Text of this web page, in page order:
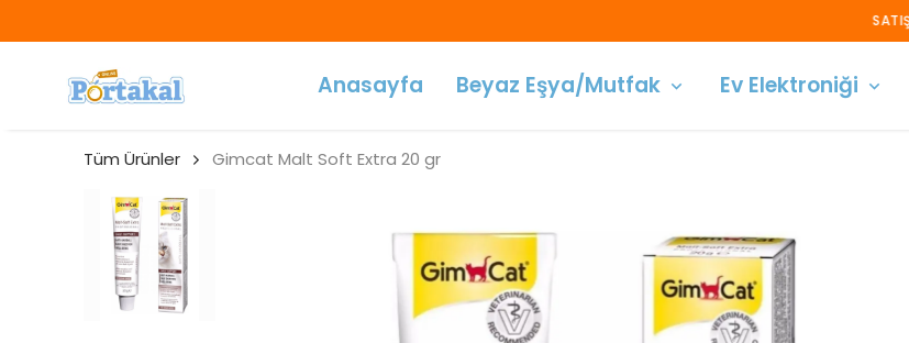
SATIŞLARIMIZ SADECE ANKARA İÇİ GEÇERLİDİR!
Anasayfa Beyaz Eşya/Mutfak Ev Elektroniği
Tüm Ürünler Gimcat Malt Soft Extra 20 gr